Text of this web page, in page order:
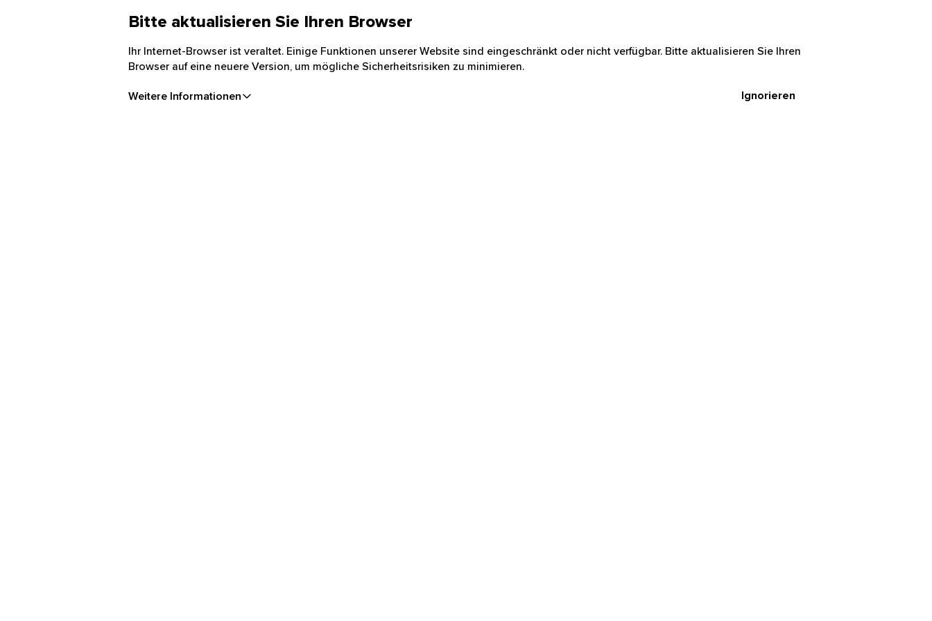
Bitte aktualisieren Sie Ihren Browser
Ihr Internet-Browser ist veraltet. Einige Funktionen unserer Website sind eingeschränkt oder nicht verfügbar. Bitte aktualisieren Sie Ihren
Browser auf eine neuere Version, um mögliche Sicherheitsrisiken zu minimieren.
Weitere Informationen Ignorieren